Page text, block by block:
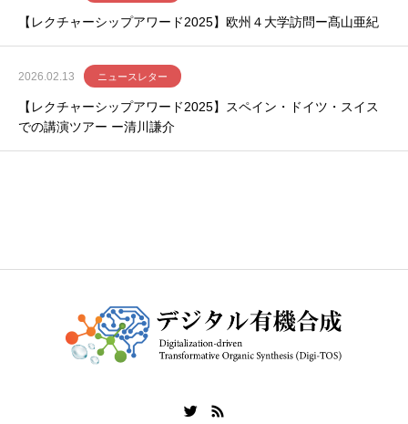
【レクチャーシップアワード2025】欧州４大学訪問ー髙山亜紀
2026.02.13 ニュースレター
【レクチャーシップアワード2025】スペイン・ドイツ・スイス
での講演ツアー ー清川謙介